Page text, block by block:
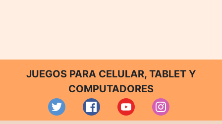
JUEGOS PARA CELULAR, TABLET Y
COMPUTADORES